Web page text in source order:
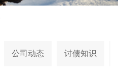
公司动态 讨债知识